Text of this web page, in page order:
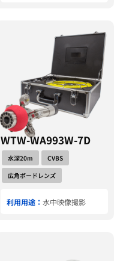
WTW-WA993W-7D
水深20m
CVBS
広角ボードレンズ
利用用途： 水中映像撮影